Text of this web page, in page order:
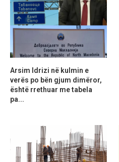
Arsim Idrizi në kulmin e
verës po bën gjum dimëror,
është rrethuar me tabela
pa...